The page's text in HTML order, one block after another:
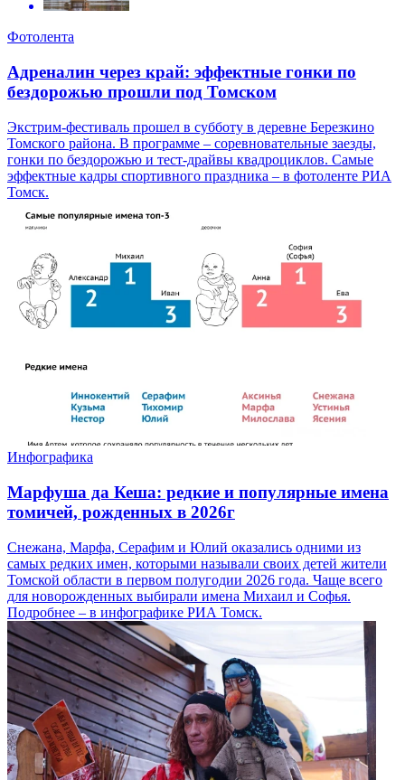
Фотолента
Адреналин через край: эффектные гонки по
бездорожью прошли под Томском
Экстрим-фестиваль прошел в субботу в деревне Березкино
Томского района. В программе – соревновательные заезды,
гонки по бездорожью и тест-драйвы квадроциклов. Самые
эффектные кадры спортивного праздника – в фотоленте РИА
Томск.
Инфографика
Марфуша да Кеша: редкие и популярные имена
томичей, рожденных в 2026г
Снежана, Марфа, Серафим и Юлий оказались одними из
самых редких имен, которыми называли своих детей жители
Томской области в первом полугодии 2026 года. Чаще всего
для новорожденных выбирали имена Михаил и Софья.
Подробнее – в инфографике РИА Томск.